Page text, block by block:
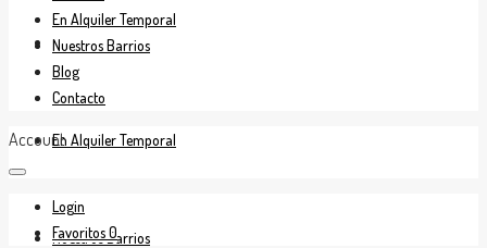
En Venta
En Alquiler Temporal
Nuestros Barrios
En Alquiler Temporal
Nuestros Barrios
Blog
Contacto
Account
Login
Favoritos0